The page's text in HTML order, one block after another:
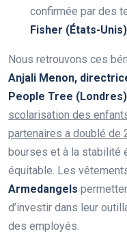
confirmée par des
Fisher (États-Unis)
Nous retrouvons ces
Anjali Menon,
People Tree (Londres)
scolarisation des
partenaires a doublé de
bourses et à la stabilité
équitable. Les
Armedangels
d’investir dans leur
des employés.